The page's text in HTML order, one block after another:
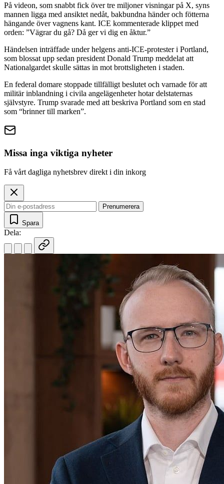
På videon, som snabbt fick över tre miljoner visningar på X, syns
mannen ligga med ansiktet nedåt, bakbundna händer och fötterna
hängande över vagnens kant. ICE kommenterade klippet med
orden: ”Vägrar du gå? Då ger vi dig en åktur.”
Händelsen inträffade under helgens anti-ICE-protester i Portland,
som blossat upp sedan president Donald Trump meddelat att
Nationalgardet skulle sättas in mot brottsligheten i staden.
En federal domare stoppade tillfälligt beslutet och varnade för att
militär inblandning i civila angelägenheter hotar delstaternas
självstyre. Trump svarade med att beskriva Portland som en stad
som “brinner till marken”.
Missa inga viktiga nyheter
Få vårt dagliga nyhetsbrev direkt i din inkorg
Prenumerera
Spara
Dela: